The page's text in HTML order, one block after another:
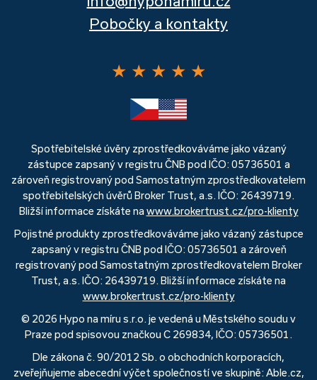
Pobočky a kontakty
★ ★ ★ ★ ★
Spotřebitelské úvěry zprostředkováváme jako vázaný
zástupce zapsaný v registru ČNB pod IČO: 05736501 a
zároveň registrovaný pod Samostatným zprostředkovatelem
spotřebitelských úvěrů Broker Trust, a.s. IČO: 26439719.
Bližší informace získáte na www.brokertrust.cz/pro-klienty
Pojistné produkty zprostředkováváme jako vázaný zástupce
zapsaný v registru ČNB pod IČO: 05736501 a zároveň
registrovaný pod Samostatným zprostředkovatelem Broker
Trust, a.s. IČO: 26439719. Bližší informace získáte na
www.brokertrust.cz/pro-klienty
© 2026 Hypo na míru s.r.o. je vedená u Městského soudu v
Praze pod spisovou značkou C 269834, IČO: 05736501.
Dle zákona č. 90/2012 Sb. o obchodních korporacích,
zveřejňujeme abecední výčet společností ve skupině: Able.cz,